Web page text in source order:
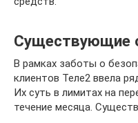
Существующие
В рамках заботы о
клиентов Теле2 ввела
Их суть в лимитах на
течение месяца.